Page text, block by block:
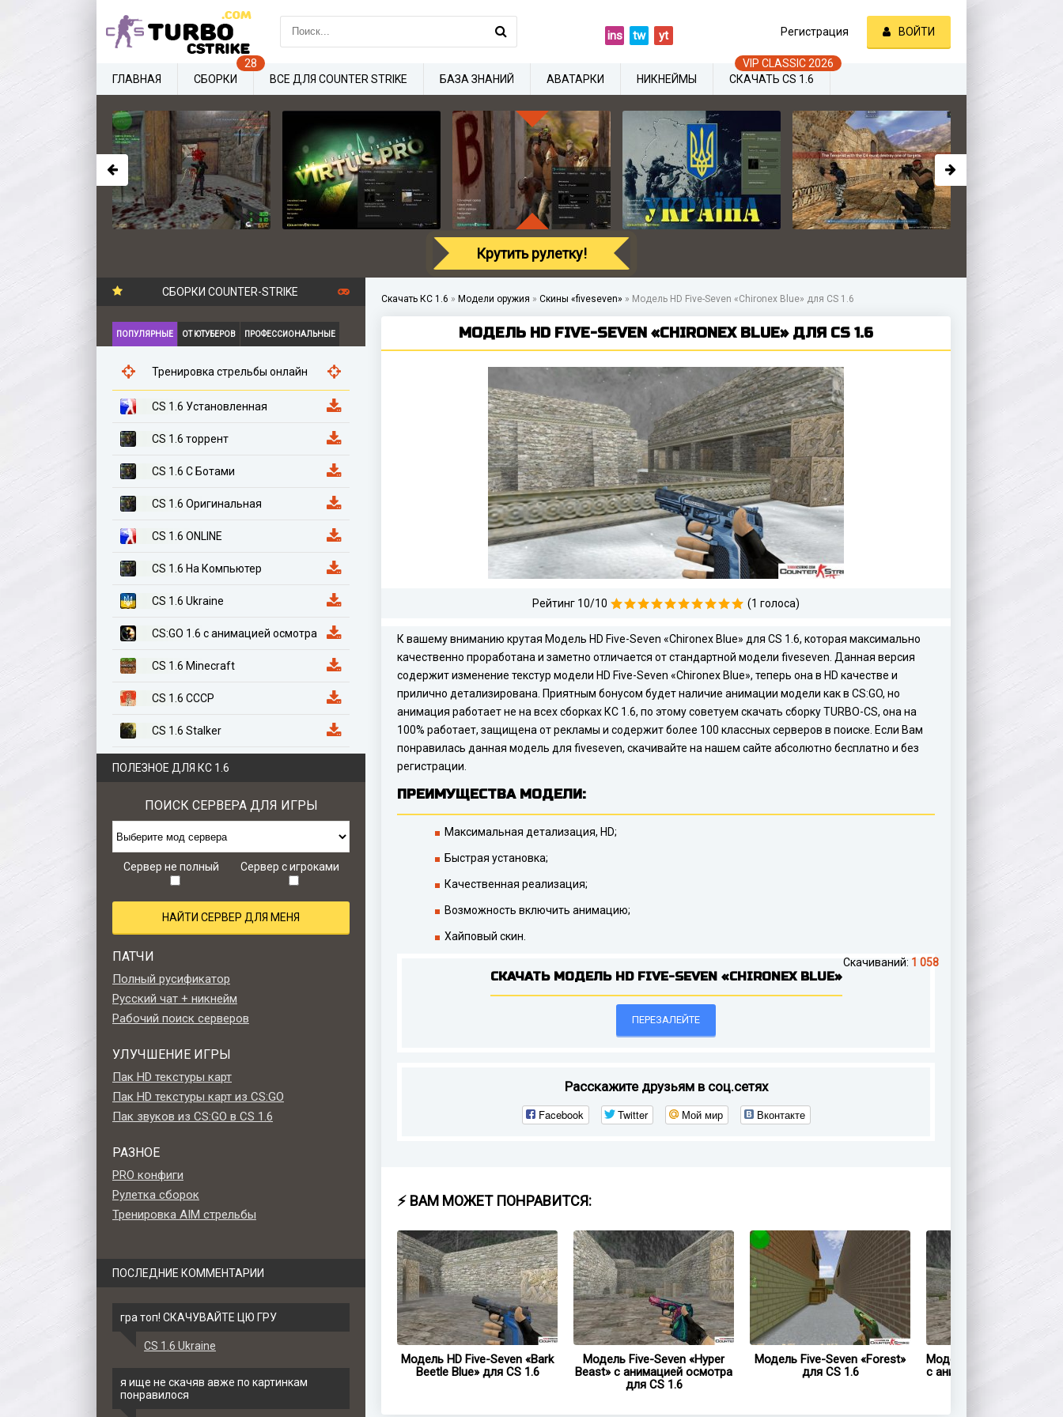
Скачать КС 1.6 » Модели оружия » Скины «fiveseven» » Модель HD Five-Seven «Chironex Blue» для CS 1.6
МОДЕЛЬ HD FIVE-SEVEN «CHIRONEX BLUE» ДЛЯ CS 1.6
Рейтинг 10/10 (1 голоса)
К вашему вниманию крутая Модель HD Five-Seven «Chironex Blue» для CS 1.6, которая максимально
качественно проработана и заметно отличается от стандартной модели fiveseven. Данная версия
содержит изменение текстур модели HD Five-Seven «Chironex Blue», теперь она в HD качестве и
прилично детализирована. Приятным бонусом будет наличие анимации модели как в CS:GO, но
анимация работает не на всех сборках КС 1.6, по этому советуем скачать сборку TURBO-CS, она на
100% работает, защищена от рекламы и содержит более 100 классных серверов в поиске. Если Вам
понравилась данная модель для fiveseven, скачивайте на нашем сайте абсолютно бесплатно и без
регистрации.
ПРЕИМУЩЕСТВА МОДЕЛИ:
Максимальная детализация, HD;
Быстрая установка;
Качественная реализация;
Возможность включить анимацию;
Хайповый скин.
Скачиваний: 1 058
СКАЧАТЬ МОДЕЛЬ HD FIVE-SEVEN «CHIRONEX BLUE»
ПЕРЕЗАЛЕЙТЕ
Расскажите друзьям в соц.сетях
Facebook Twitter Мой мир Вконтакте
⚡ ВАМ МОЖЕТ ПОНРАВИТСЯ:
Seven «Capillary» для CS 1.6
«Desert Camo Blue» для CS
1.6
Модель HD Five-Seven «Bark
Beetle Blue» для CS 1.6
Модель Five-Seven «Hyper
Beast» с анимацией осмотра
для CS 1.6
Модель Five-Seven «Forest»
для CS 1.6
Модель Five-Seven
с анимацией осмотра
СБОРКИ COUNTER-STRIKE
ПОПУЛЯРНЫЕ ОТ ЮТУБЕРОВ ПРОФЕССИОНАЛЬНЫЕ
Тренировка стрельбы онлайн
CS 1.6 Установленная
CS 1.6 торрент
CS 1.6 С Ботами
CS 1.6 Оригинальная
CS 1.6 ONLINE
CS 1.6 На Компьютер
CS 1.6 Ukraine
CS:GO 1.6 с анимацией осмотра
CS 1.6 Minecraft
CS 1.6 СССР
CS 1.6 Stalker
CS 1.6 Казахстан
CS 1.6 Retro edition
ПОЛЕЗНОЕ ДЛЯ КС 1.6
ПОИСК СЕРВЕРА ДЛЯ ИГРЫ
Сервер не полный Сервер с игроками
НАЙТИ СЕРВЕР ДЛЯ МЕНЯ
ПАТЧИ
Полный русификатор
Русский чат + никнейм
Рабочий поиск серверов
УЛУЧШЕНИЕ ИГРЫ
Пак HD текстуры карт
Пак HD текстуры карт из CS:GO
Пак звуков из CS:GO в CS 1.6
РАЗНОЕ
PRO конфиги
Рулетка сборок
Тренировка AIM стрельбы
ПОСЛЕДНИЕ КОММЕНТАРИИ
гра топ! СКАЧУВАЙТЕ ЦЮ ГРУ
CS 1.6 Ukraine
я ище не скачяв авже по картинкам
понравилося
ins tw yt Регистрация ВОЙТИ
ГЛАВНАЯ СБОРКИ ВСЕ ДЛЯ COUNTER STRIKE БАЗА ЗНАНИЙ АВАТАРКИ НИКНЕЙМЫ СКАЧАТЬ CS 1.6
Крутить рулетку!